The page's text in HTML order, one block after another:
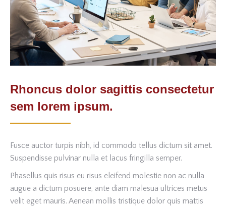
Rhoncus dolor sagittis consectetur
sem lorem ipsum.
Fusce auctor turpis nibh, id commodo tellus dictum sit amet.
Suspendisse pulvinar nulla et lacus fringilla semper.
Phasellus quis risus eu risus eleifend molestie non ac nulla
augue a dictum posuere, ante diam malesua ultrices metus
velit eget mauris. Aenean mollis tristique dolor quis mattis